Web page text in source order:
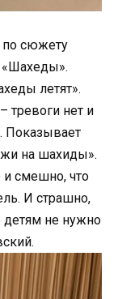
по сюжету
«Шахеды».
летят».
тревоги нет и
Показывает
на шахиды».
смешно, что
И страшно,
детям не нужно